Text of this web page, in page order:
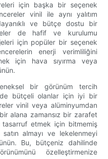
için başka bir seçenek
vinil ile aynı yalıtım
ve bütçe dostu bir
de hafif ve kurulumu
için popüler bir seçenek
enerji verimliliğini
için hava sıyırma veya
bir görünüm tercih
bütçeli olanlar için iyi bir
vinil veya alüminyumdan
alana zamansız bir zarafet
etmek için bitmemiş
almayı ve lekelenmeyi
Bu, bütçeniz dahilinde
özelleştirmenize